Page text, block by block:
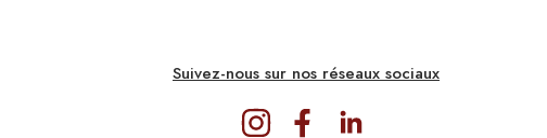
Suivez-nous sur nos réseaux sociaux